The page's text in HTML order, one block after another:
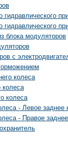
гидравлического
гидравлического
блока модуляторов
с
колеса
колеса
колеса
- Левое заднее
- Правое